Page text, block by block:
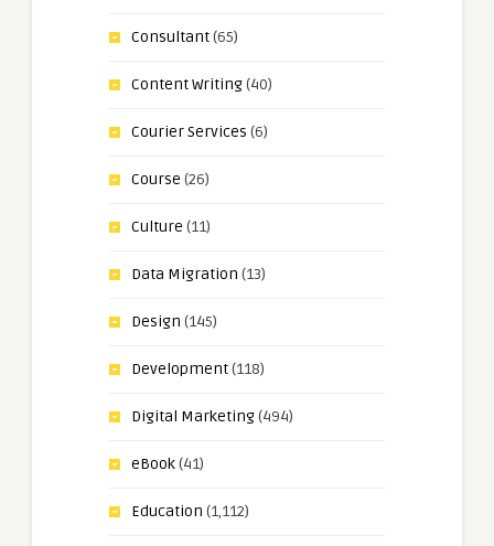
Consultant(65)
Content Writing(40)
Courier Services (6)
Course (26)
Culture (11)
Data Migration (13)
Design (145)
Development(118)
Digital Marketing(494)
eBook(41)
Education (1,112)